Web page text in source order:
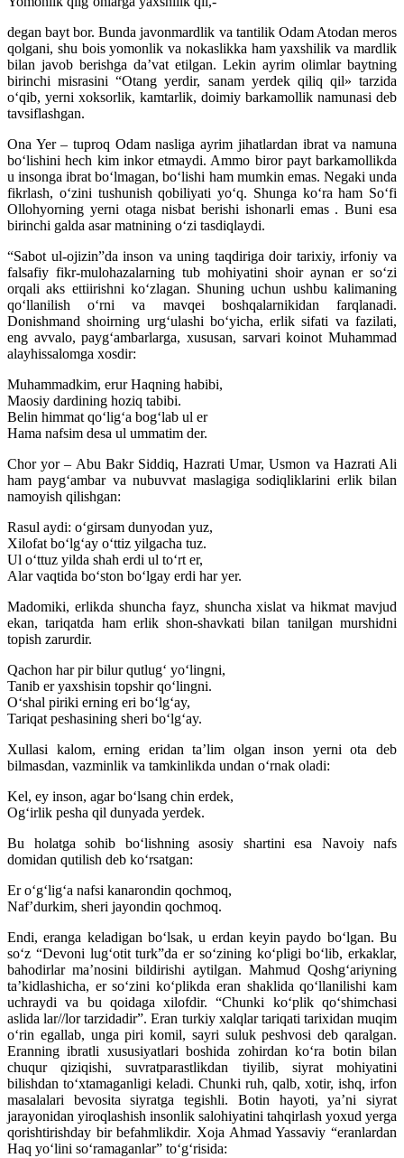
degan bayt bor. Bunda javonmardlik va tantilik Odam Atodan meros
qolgani, shu bois yomonlik va nokaslikka ham yaxshilik va mardlik
bilan javob berishga daʼvat etilgan. Lekin ayrim olimlar baytning
birinchi misrasini “Otang yerdir, sanam yerdek qiliq qil» tarzida
oʻqib, yerni xoksorlik, kamtarlik, doimiy barkamollik namunasi deb
tavsiflashgan.
Ona Yer – tuproq Odam nasliga ayrim jihatlardan ibrat va namuna
boʻlishini hech kim inkor etmaydi. Ammo biror payt barkamollikda
u insonga ibrat boʻlmagan, boʻlishi ham mumkin emas. Negaki unda
fikrlash, oʻzini tushunish qobiliyati yoʻq. Shunga koʻra ham Soʻfi
Ollohyorning yerni otaga nisbat berishi ishonarli emas . Buni esa
birinchi galda asar matnining oʻzi tasdiqlaydi.
“Sabot ul-ojizin”da inson va uning taqdiriga doir tarixiy, irfoniy va
falsafiy fikr-mulohazalarning tub mohiyatini shoir aynan er soʻzi
orqali aks ettiirishni koʻzlagan. Shuning uchun ushbu kalimaning
qoʻllanilish oʻrni va mavqei boshqalarnikidan farqlanadi.
Donishmand shoirning urgʻulashi boʻyicha, erlik sifati va fazilati,
eng avvalo, paygʻambarlarga, xususan, sarvari koinot Muhammad
alayhissalomga xosdir:
Muhammadkim, erur Haqning habibi,
Maosiy dardining hoziq tabibi.
Belin himmat qoʻligʻa bogʻlab ul er
Hama nafsim desa ul ummatim der.
Chor yor – Abu Bakr Siddiq, Hazrati Umar, Usmon va Hazrati Ali
ham paygʻambar va nubuvvat maslagiga sodiqliklarini erlik bilan
namoyish qilishgan:
Rasul aydi: oʻgirsam dunyodan yuz,
Xilofat boʻlgʻay oʻttiz yilgacha tuz.
Ul oʻttuz yilda shah erdi ul toʻrt er,
Alar vaqtida boʻston boʻlgay erdi har yer.
Madomiki, erlikda shuncha fayz, shuncha xislat va hikmat mavjud
ekan, tariqatda ham erlik shon-shavkati bilan tanilgan murshidni
topish zarurdir.
Qachon har pir bilur qutlugʻ yoʻlingni,
Tanib er yaxshisin topshir qoʻlingni.
Oʻshal piriki erning eri boʻlgʻay,
Tariqat peshasining sheri boʻlgʻay.
Xullasi kalom, erning eridan taʼlim olgan inson yerni ota deb
bilmasdan, vazminlik va tamkinlikda undan oʻrnak oladi:
Kel, ey inson, agar boʻlsang chin erdek,
Ogʻirlik pesha qil dunyada yerdek.
Bu holatga sohib boʻlishning asosiy shartini esa Navoiy nafs
domidan qutilish deb koʻrsatgan:
Er oʻgʻligʻa nafsi kanarondin qochmoq,
Nafʼdurkim, sheri jayondin qochmoq.
Endi, eranga keladigan boʻlsak, u erdan keyin paydo boʻlgan. Bu
soʻz “Devoni lugʻotit turk”da er soʻzining koʻpligi boʻlib, erkaklar,
bahodirlar maʼnosini bildirishi aytilgan. Mahmud Qoshgʻariyning
taʼkidlashicha, er soʻzini koʻplikda eran shaklida qoʻllanilishi kam
uchraydi va bu qoidaga xilofdir. “Chunki koʻplik qoʻshimchasi
aslida lar//lor tarzidadir”. Eran turkiy xalqlar tariqati tarixidan muqim
oʻrin egallab, unga piri komil, sayri suluk peshvosi deb qaralgan.
Eranning ibratli xususiyatlari boshida zohirdan koʻra botin bilan
chuqur qiziqishi, suvratparastlikdan tiyilib, siyrat mohiyatini
bilishdan toʻxtamaganligi keladi. Chunki ruh, qalb, xotir, ishq, irfon
masalalari bevosita siyratga tegishli. Botin hayoti, yaʼni siyrat
jarayonidan yiroqlashish insonlik salohiyatini tahqirlash yoxud yerga
qorishtirishday bir befahmlikdir. Xoja Ahmad Yassaviy “eranlardan
Haq yoʻlini soʻramaganlar” toʻgʻrisida: